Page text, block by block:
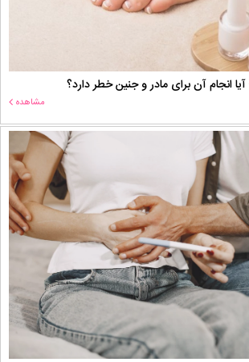
انجام آن برای مادر و جنین خطر دارد؟
مشاهده